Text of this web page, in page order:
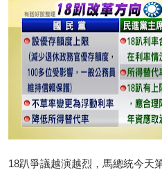
18趴爭議越演越烈，馬總統今天